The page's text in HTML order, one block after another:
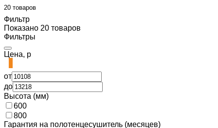
20 товаров
Фильтр
Показано 20 товаров
Фильтры
Цена, р
от
до
Высота (мм)
600
800
Гарантия на полотенцесушитель (месяцев)